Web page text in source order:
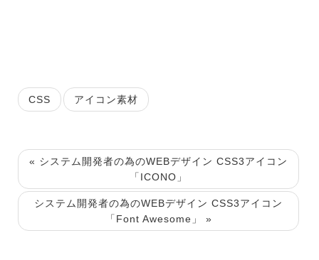
CSS アイコン素材
« システム開発者の為のWEBデザイン CSS3アイコン
「ICONO」
システム開発者の為のWEBデザイン CSS3アイコン
「Font Awesome」 »